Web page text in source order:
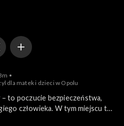
dla matek i dzieci w Opolu
to poczucie bezpieczeństwa,
człowieka. W tym miejscu to
To miejsce, w